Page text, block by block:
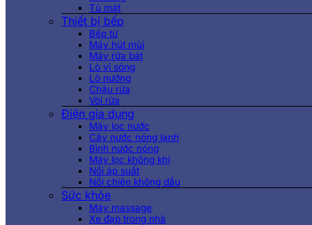
Tủ mát
Thiết bị bếp
Bếp từ
Máy hút mùi
Máy rửa bát
Lò vi sóng
Lò nướng
Chậu rửa
Vòi rửa
Điện gia dụng
Máy lọc nước
Cây nước nóng lạnh
Bình nước nóng
Máy lọc không khí
Nồi áp suất
Nồi chiên không dầu
Sức khỏe
Máy massage
Xe đạp trong nhà